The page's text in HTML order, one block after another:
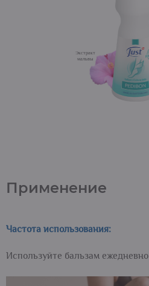
Применение
Частота использования:
Используйте бальзам ежедневно